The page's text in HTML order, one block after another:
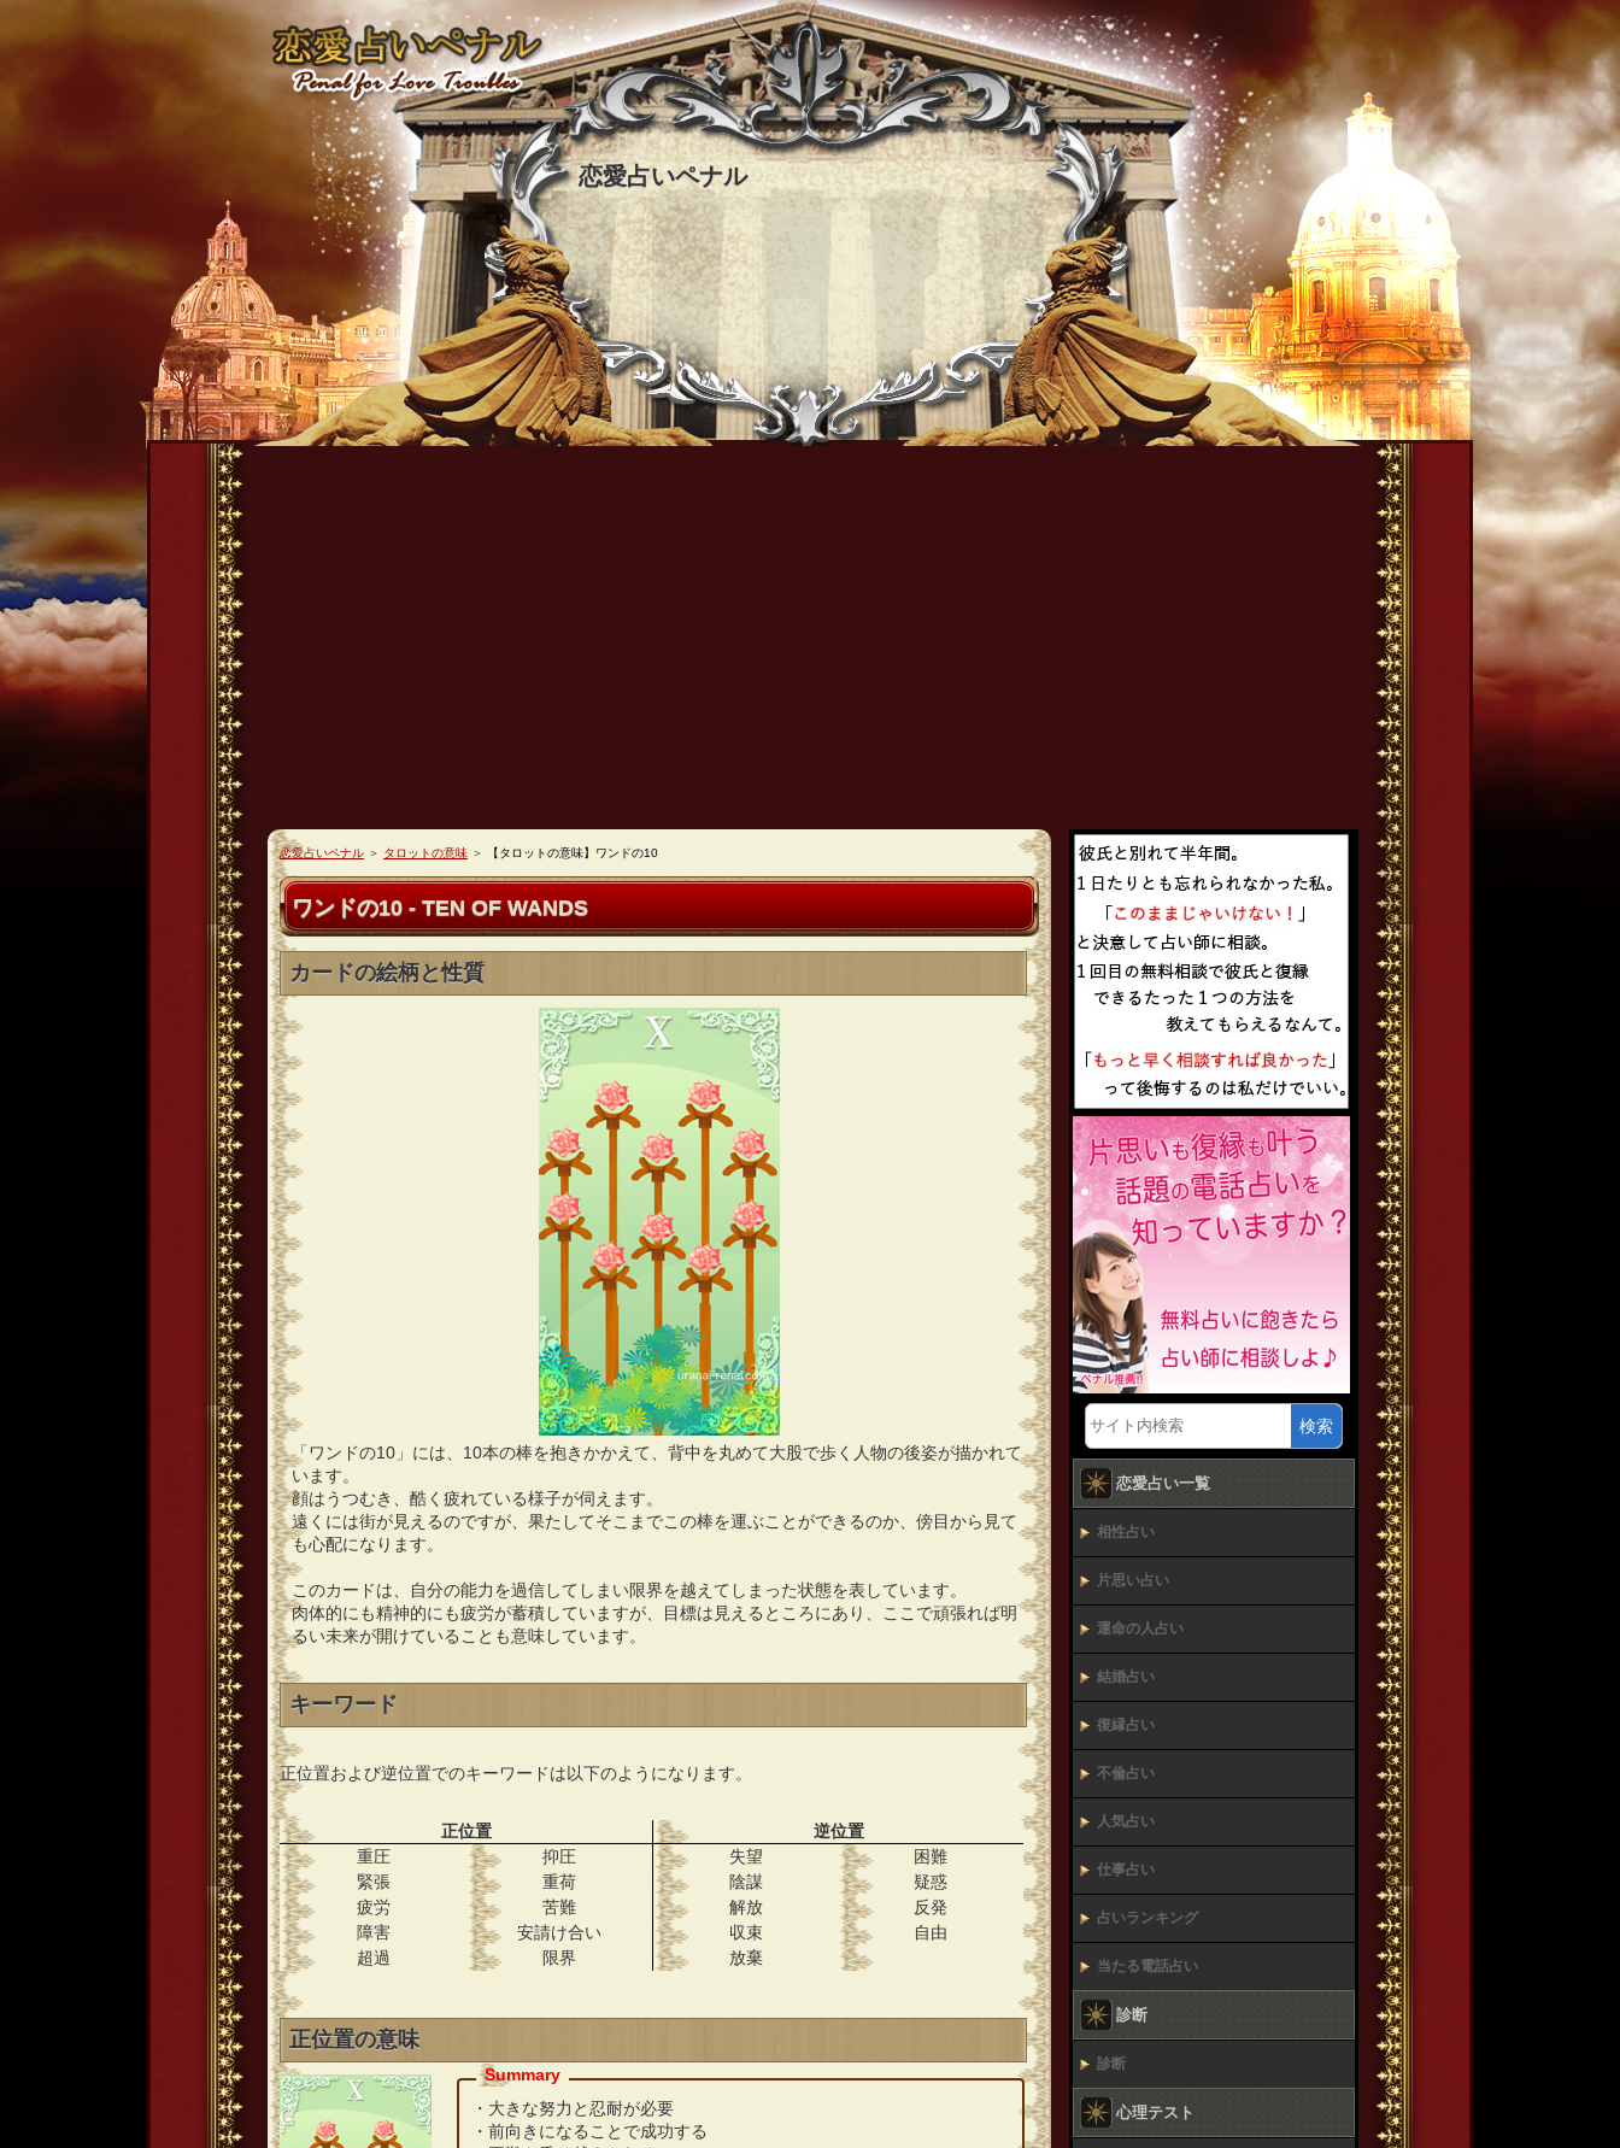
恋愛占いペナル
恋愛占いペナル ＞ タロットの意味 ＞ 【タロットの意味】ワンドの10
ワンドの10 - TEN OF WANDS
カードの絵柄と性質
「ワンドの10」には、10本の棒を抱きかかえて、背中を丸めて大股で歩く人物の後姿が描かれて
います。
顔はうつむき、酷く疲れている様子が伺えます。
遠くには街が見えるのですが、果たしてそこまでこの棒を運ぶことができるのか、傍目から見て
も心配になります。
このカードは、自分の能力を過信してしまい限界を越えてしまった状態を表しています。
肉体的にも精神的にも疲労が蓄積していますが、目標は見えるところにあり、ここで頑張れば明
るい未来が開けていることも意味しています。
キーワード
正位置および逆位置でのキーワードは以下のようになります。
正位置
逆位置
重圧
抑圧 失望
困難
緊張
重荷 陰謀
疑惑
疲労
苦難 解放
反発
障害
安請け合い 収束
自由
超過
限界 放棄
正位置の意味
・大きな努力と忍耐が必要
・前向きになることで成功する
検索
恋愛占い一覧
相性占い
片思い占い
運命の人占い
結婚占い
復縁占い
不倫占い
人気占い
仕事占い
占いランキング
当たる電話占い
診断
診断
心理テスト